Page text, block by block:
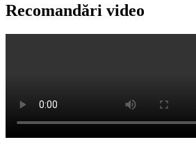
Recomandări video